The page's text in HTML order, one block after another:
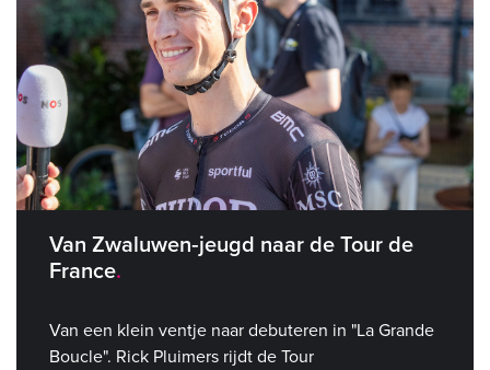
Van Zwaluwen‑jeugd naar de Tour de
France
Van een klein ventje naar debuteren in "La Grande
Boucle". Rick Pluimers rijdt de Tour